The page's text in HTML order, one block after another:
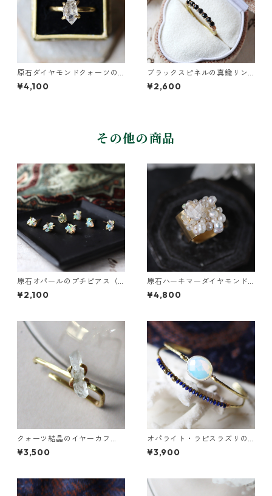
原石ダイヤモンドクォーツの
イヤーカフ/リング
¥4,100
ブラックスピネルの真鍮リン
グ
¥2,600
その他の商品
原石オパールのプチピアス（1
粒/片方）
¥2,100
原石ハーキマーダイヤモンド
と鉱物結晶の真鍮幅広イヤー
カフ
¥4,800
クォーツ結晶のイヤーカフ
（インダストリアル風）
¥3,500
オパライト・ラピスラズリの2
連バングル
¥3,900